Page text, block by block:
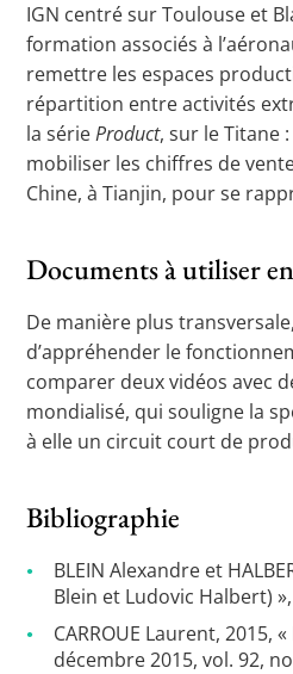
IGN centré sur Toulouse et
formation associés à
remettre les espaces
répartition entre activités
la sérieProduct, sur le Titane
mobiliser les chiffres de
Chine, à Tianjin, pour se
Documents à utiliser en
De manière plus
d’appréhender le
comparer deux vidéos avec
mondialisé, qui souligne la
à elle un circuit court de
Bibliographie
BLEIN Alexandre et
Blein et Ludovic Halbert)
CARROUE Laurent,
décembre 2015, vol. 92,